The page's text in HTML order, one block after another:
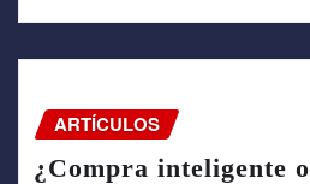
ARTÍCULOS
¿Compra inteligente